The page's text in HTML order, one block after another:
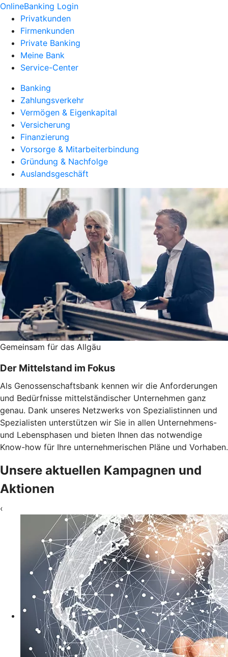
OnlineBanking Login
Privatkunden
Firmenkunden
Private Banking
Meine Bank
Service-Center
Banking
Zahlungsverkehr
Vermögen & Eigenkapital
Versicherung
Finanzierung
Vorsorge & Mitarbeiterbindung
Gründung & Nachfolge
Auslandsgeschäft
Gemeinsam für das Allgäu
Der Mittelstand im Fokus
Als Genossenschaftsbank kennen wir die Anforderungen
und Bedürfnisse mittelständischer Unternehmen ganz
genau. Dank unseres Netzwerks von Spezialistinnen und
Spezialisten unterstützen wir Sie in allen Unternehmens-
und Lebensphasen und bieten Ihnen das notwendige
Know-how für Ihre unternehmerischen Pläne und Vorhaben.
Unsere aktuellen Kampagnen und
Aktionen
‹